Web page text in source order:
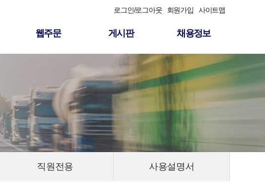
사이트맵
회원가입
로그인/로그아웃
웹주문 게시판 채용정보
직원전용 사용설명서